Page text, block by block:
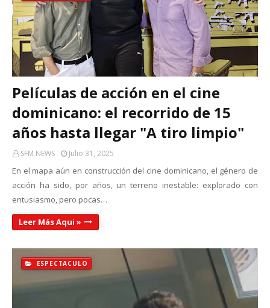
Películas de acción en el cine
dominicano: el recorrido de 15
años hasta llegar "A tiro limpio"
SFM NEWS Julio 31, 2025
En el mapa aún en construcción del cine dominicano, el género de
acción ha sido, por años, un terreno inestable: explorado con
entusiasmo, pero pocas…
Leer Más Aqui »
ESPECTACULO